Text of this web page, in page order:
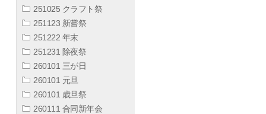
251025 クラフト祭
251123 新嘗祭
251222 年末
251231 除夜祭
260101 三が日
260101 元旦
260101 歳旦祭
260111 合同新年会